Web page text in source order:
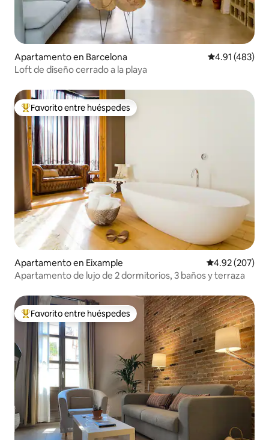
Apartamento en Barcelona Calificación
4.91 (483)
Loft de diseño cerrado a la playa
Favorito entre huéspedes preferido
Favorito entre huéspedes
Apartamento en Eixample Calificación
4.92 (207)
Apartamento de lujo de 2 dormitorios, 3 baños y terraza
Favorito entre huéspedes preferido
Favorito entre huéspedes